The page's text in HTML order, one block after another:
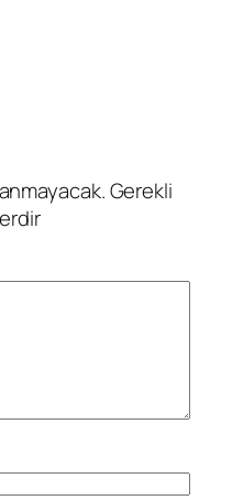
Gerekli